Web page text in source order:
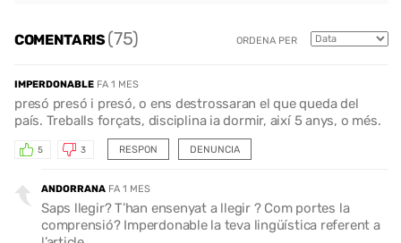
COMENTARIS(75) ORDENA PER
IMPERDONABLE FA 1 MES
presó presó i presó, o ens destrossaran el que queda del
país. Treballs forçats, disciplina ia dormir, així 5 anys, o més.
RESPON
5 3 DENUNCIA
ANDORRANA FA 1 MES
Saps llegir? T’han ensenyat a llegir ? Com portes la
comprensió? Imperdonable la teva lingüística referent a